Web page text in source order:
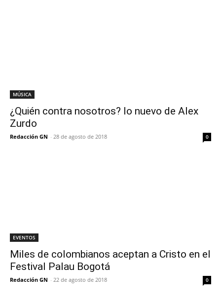
MÚSICA
¿Quién contra nosotros? lo nuevo de Alex
Zurdo
Redacción GN - 28 de agosto de 2018 0
EVENTOS
Miles de colombianos aceptan a Cristo en el
Festival Palau Bogotá
Redacción GN - 22 de agosto de 2018 0